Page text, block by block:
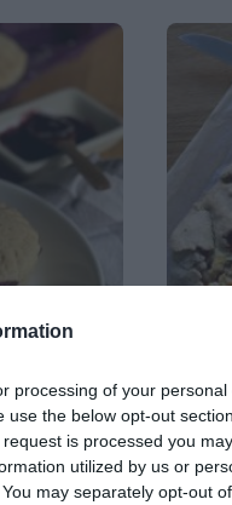
processing of your personal
use the below opt-out
is processed you may
utilized by us or
may separately opt-out